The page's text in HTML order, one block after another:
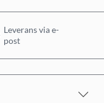
Leverans via e-
post